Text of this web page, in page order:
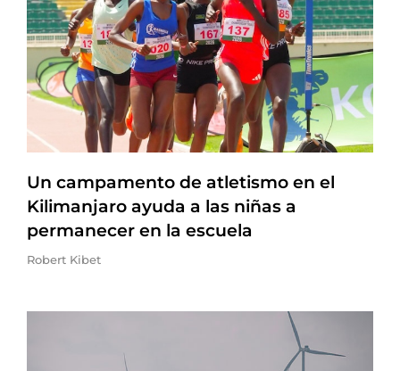
Un campamento de atletismo en el
Kilimanjaro ayuda a las niñas a
permanecer en la escuela
Robert Kibet